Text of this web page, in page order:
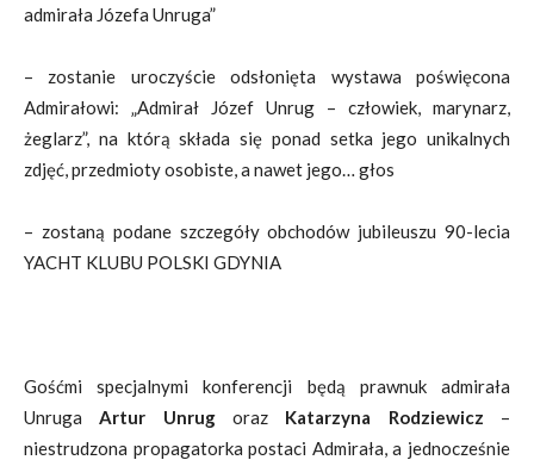
admirała Józefa Unruga”
– zostanie uroczyście odsłonięta wystawa poświęcona
Admirałowi: „Admirał Józef Unrug – człowiek, marynarz,
żeglarz”, na którą składa się ponad setka jego unikalnych
zdjęć, przedmioty osobiste, a nawet jego… głos
– zostaną podane szczegóły obchodów jubileuszu 90-lecia
YACHT KLUBU POLSKI GDYNIA
Gośćmi specjalnymi konferencji będą prawnuk admirała
UnrugaArtur Unrugoraz Katarzyna Rodziewicz –
niestrudzona propagatorka postaci Admirała, a jednocześnie